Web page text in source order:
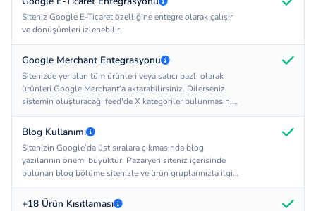
Siteniz Google E-Ticaret özelliğine entegre olarak çalışır
ve dönüşümleri izlenebilir.
Google Merchant Entegrasyonu
Sitenizde yer alan tüm ürünleri veya satıcı bazlı olarak
ürünleri Google Merchant’a aktarabilirsiniz. Dilerseniz
sistemin oluşturacağı feed'de X kategoriler bulunmasın,
sadece Y tutar üzerindeki ürünler bu feede eklensin gibi
tanımlamalar yapabilirsiniz. Sitenizdeki ürünler her iki
saatte bir taranarak Google Merhant'ın çekmesi için hazır
olarak tutulur. Böylelikle Google Merchant ürünleri
sitenizden daha hızlı çeker ve bu işlem sırasında sitenizin
veritabanı kullanılmadığından sitenizin performansı
olumsuz olarak etkilenmemiş olur.
Blog Kullanımı
Sitenizin Google’da üst sıralara çıkmasında blog
yazılarının önemi büyüktür. Pazaryeri siteniz içerisinde
bulunan blog bölüme sitenizle ve ürün gruplarınızla ilgili
blog yazıları yazarak Google’da yerinizi
güçlendirebilirsiniz.
+18 Ürün Kısıtlaması